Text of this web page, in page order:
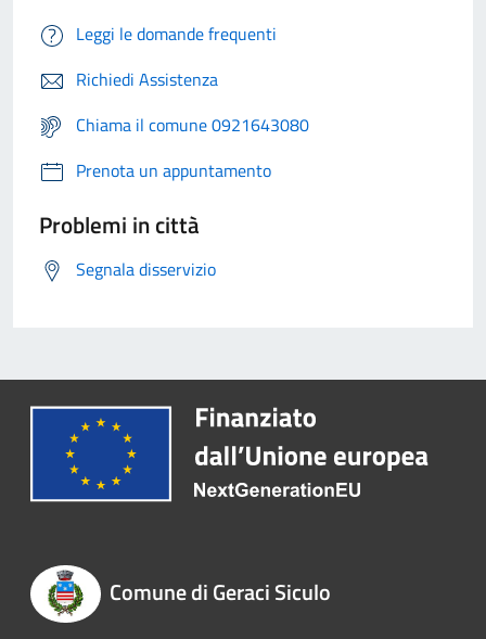
Leggi le domande frequenti
Richiedi Assistenza
Chiama il comune 0921643080
Prenota un appuntamento
Problemi in città
Segnala disservizio
Comune di Geraci Siculo